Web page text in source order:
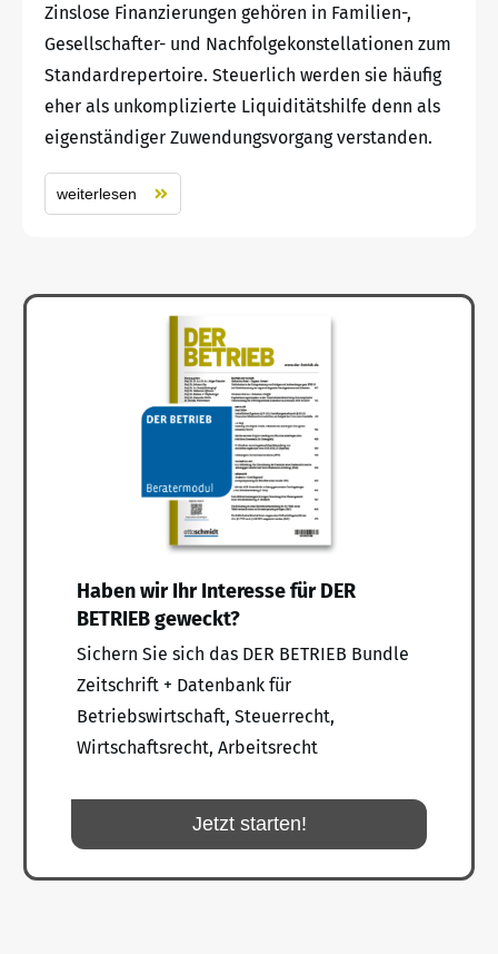
Zinslose Finanzierungen gehören in Familien-,
Gesellschafter- und Nachfolgekonstellationen zum
Standardrepertoire. Steuerlich werden sie häufig
eher als unkomplizierte Liquiditätshilfe denn als
eigenständiger Zuwendungsvorgang verstanden.
weiterlesen
Haben wir Ihr Interesse für DER
BETRIEB geweckt?
Sichern Sie sich das DER BETRIEB Bundle
Zeitschrift + Datenbank für
Betriebswirtschaft, Steuerrecht,
Wirtschaftsrecht, Arbeitsrecht
Jetzt starten!